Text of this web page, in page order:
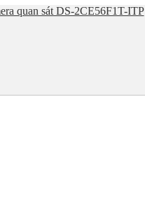
quan sát DS-2CE56F1T-ITP